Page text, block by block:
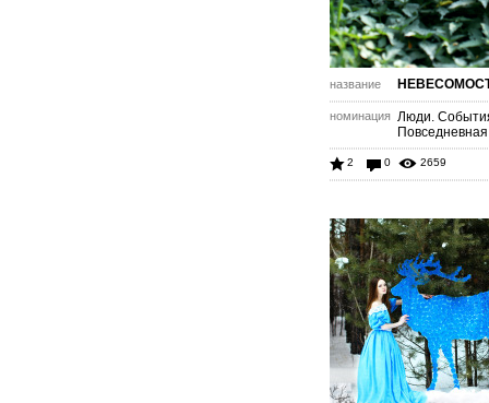
название
номинация Люди.
2 0 2659